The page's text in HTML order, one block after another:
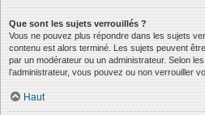
Que sont les sujets verrouillés ?
Vous ne pouvez plus répondre dans les sujets
contenu est alors terminé. Les sujets peuvent
par un modérateur ou un administrateur. Selon
l’administrateur, vous pouvez ou non verrouiller
Haut